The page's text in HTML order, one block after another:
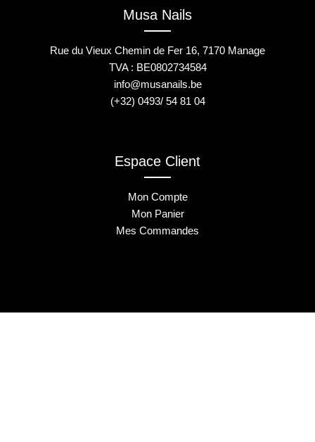
Musa Nails
Rue du Vieux Chemin de Fer 16, 7170 Manage
TVA : BE0802734584
info@musanails.be
(+32) 0493/ 54 81 04
Espace Client
Mon Compte
Mon Panier
Mes Commandes